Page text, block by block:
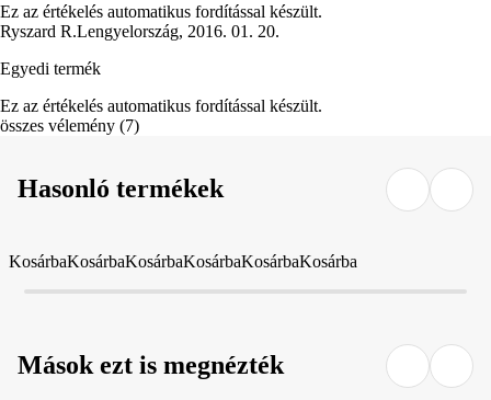
Ez az értékelés automatikus fordítással készült.
Ryszard R.Lengyelország, 2016. 01. 20.
Egyedi termék
Ez az értékelés automatikus fordítással készült.
összes vélemény (7)
Hasonló termékek
KosárbaKosárbaKosárbaKosárbaKosárbaKosárba
Mások ezt is megnézték